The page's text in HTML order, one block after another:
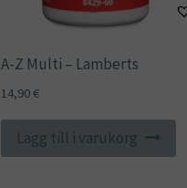
A-Z Multi – Lamberts
14,90€
Lägg till i varukorg